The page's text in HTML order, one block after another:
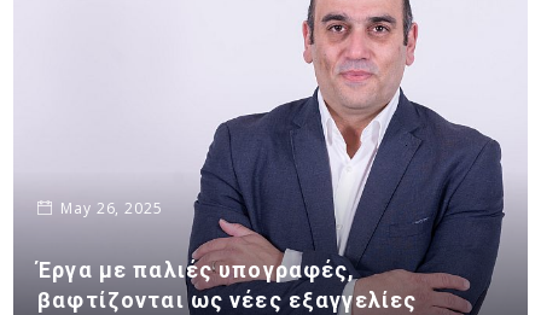
May 26, 2025
Έργα με παλιές υπογραφές,
βαφτίζονται ως νέες εξαγγελίες